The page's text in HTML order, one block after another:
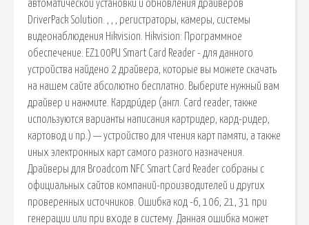
автоматической установки и обновления драйверов
DriverPack Solution. , , , регистраторы, камеры, системы
видеонаблюдения Hikvision. Hikvision: Программное
обеспечение. EZ100PU Smart Card Reader - для данного
устройства найдено 2 драйвера, которые вы можете скачать
на нашем сайте абсолютно бесплатно. Выберите нужный вам
драйвер и нажмите. Кардри́дер (англ. Card reader, также
используются варианты написания картридер, кард-ридер,
картовод и пр.) — устройство для чтения карт памяти, а также
иных электронных карт самого разного назначения.
Драйверы для Broadcom NFC Smart Card Reader собраны с
официальных сайтов компаний-производителей и других
проверенных источников. Ошибка код -6, 106, 21, 31 при
генерации или при входе в систему. Данная ошибка может